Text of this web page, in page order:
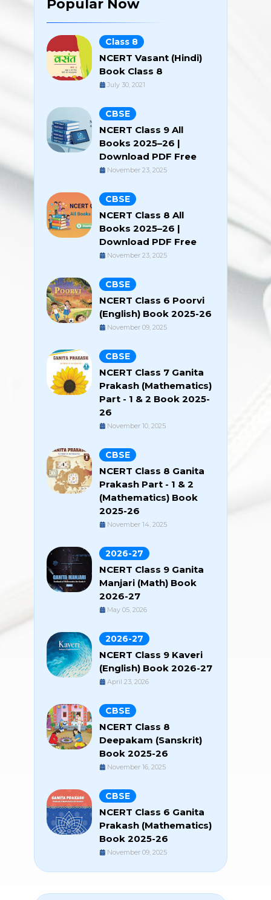
Popular Now
Class 8
NCERT Vasant (Hindi)
Book Class 8
July 30, 2021
CBSE
NCERT Class 9 All
Books 2025–26 |
Download PDF Free
November 23, 2025
CBSE
NCERT Class 8 All
Books 2025–26 |
Download PDF Free
November 23, 2025
CBSE
NCERT Class 6 Poorvi
(English) Book 2025-26
November 09, 2025
CBSE
NCERT Class 7 Ganita
Prakash (Mathematics)
Part - 1 & 2 Book 2025-
26
November 10, 2025
CBSE
NCERT Class 8 Ganita
Prakash Part - 1 & 2
(Mathematics) Book
2025-26
November 14, 2025
2026-27
NCERT Class 9 Ganita
Manjari (Math) Book
2026-27
May 05, 2026
2026-27
NCERT Class 9 Kaveri
(English) Book 2026-27
April 23, 2026
CBSE
NCERT Class 8
Deepakam (Sanskrit)
Book 2025-26
November 16, 2025
CBSE
NCERT Class 6 Ganita
Prakash (Mathematics)
Book 2025-26
November 09, 2025